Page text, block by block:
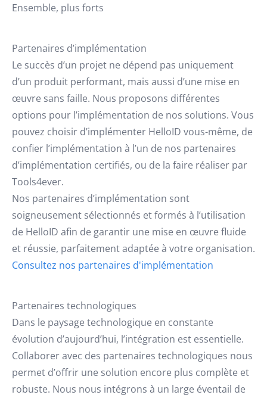
Ensemble, plus forts
Partenaires d’implémentation
Le succès d’un projet ne dépend pas uniquement
d’un produit performant, mais aussi d’une mise en
œuvre sans faille. Nous proposons différentes
options pour l’implémentation de nos solutions. Vous
pouvez choisir d’implémenter HelloID vous-même, de
confier l’implémentation à l’un de nos partenaires
d’implémentation certifiés, ou de la faire réaliser par
Tools4ever.
Nos partenaires d’implémentation sont
soigneusement sélectionnés et formés à l’utilisation
de HelloID afin de garantir une mise en œuvre fluide
et réussie, parfaitement adaptée à votre organisation.
Consultez nos partenaires d'implémentation
Partenaires technologiques
Dans le paysage technologique en constante
évolution d’aujourd’hui, l’intégration est essentielle.
Collaborer avec des partenaires technologiques nous
permet d’offrir une solution encore plus complète et
robuste. Nous nous intégrons à un large éventail de